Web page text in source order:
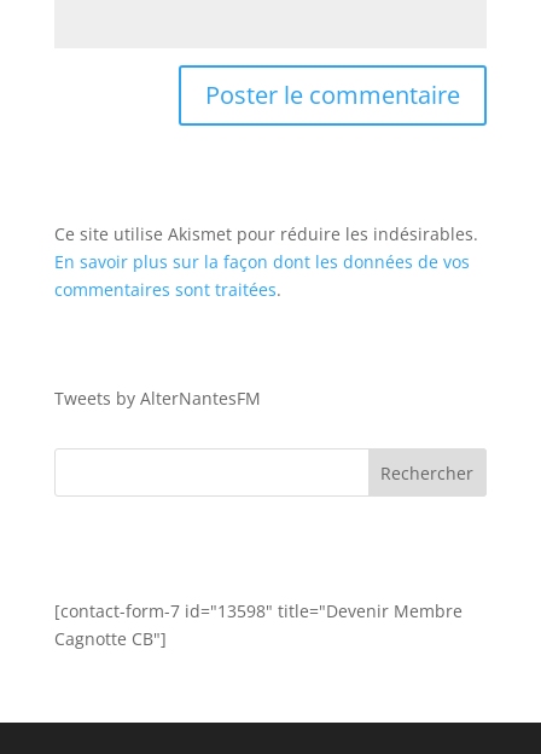
Ce site utilise Akismet pour réduire les indésirables.
En savoir plus sur la façon dont les données de vos
commentaires sont traitées.
Tweets by AlterNantesFM
[contact-form-7 id="13598" title="Devenir Membre
Cagnotte CB"]